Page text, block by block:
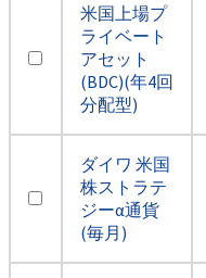
米国上場プ
ライベート
アセット
(BDC)(年4回
分配型)
ダイワ 米国
株ストラテ
ジーα通貨
(毎月)